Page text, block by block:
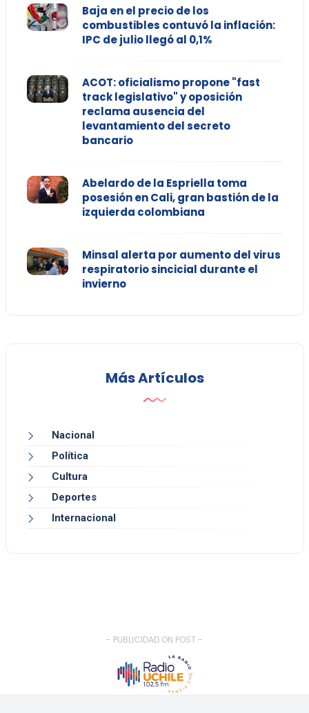
Baja en el precio de los
combustibles contuvó la inflación:
IPC de julio llegó al 0,1%
ACOT: oficialismo propone "fast
track legislativo" y oposición
reclama ausencia del
levantamiento del secreto
bancario
Abelardo de la Espriella toma
posesión en Cali, gran bastión de la
izquierda colombiana
Minsal alerta por aumento del virus
respiratorio sincicial durante el
invierno
Más Artículos
Nacional
Política
Cultura
Deportes
Internacional
- PUBLICIDAD ON POST -